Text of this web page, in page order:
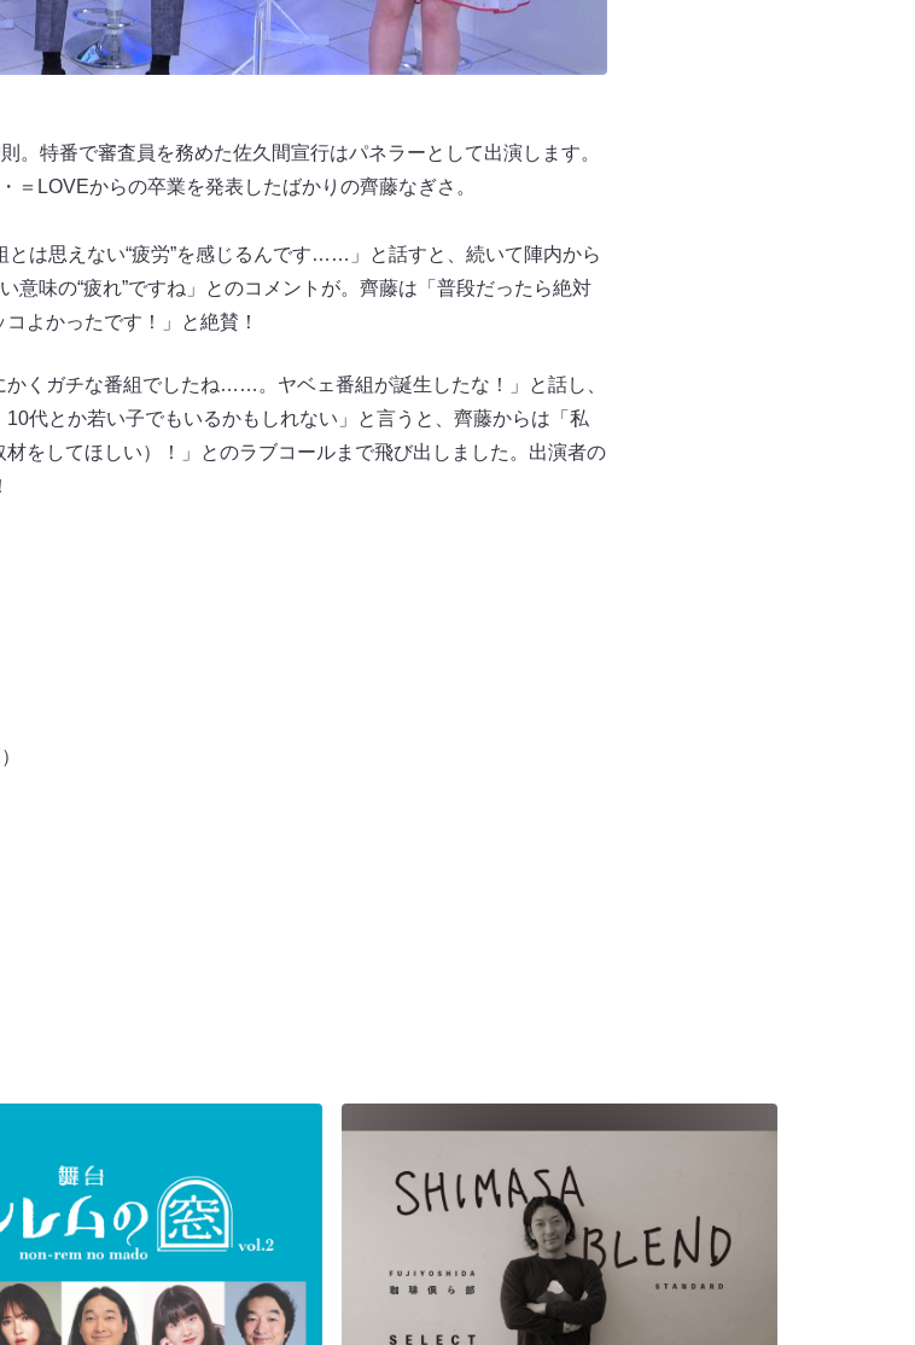
。特番で審査員を務めた佐久間宣行はパネラーとして出演します。
＝LOVEからの卒業を発表したばかりの齊藤なぎさ。
は思えない“疲労”を感じるんです……」と話すと、続いて陣内から
意味の“疲れ”ですね」とのコメントが。齊藤は「普段だったら絶対
よかったです！」と絶賛！
くガチな番組でしたね……。ヤベェ番組が誕生したな！」と話し、
代とか若い子でもいるかもしれない」と言うと、齊藤からは「私
をしてほしい）！」とのラブコールまで飛び出しました。出演者の